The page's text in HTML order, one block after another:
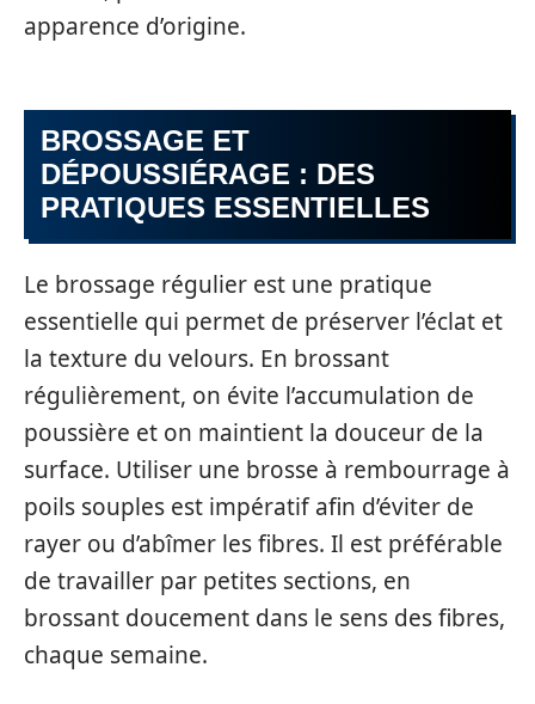
apparence d’origine.
BROSSAGE ET
DÉPOUSSIÉRAGE : DES
PRATIQUES ESSENTIELLES
Le brossage régulier est une pratique
essentielle qui permet de préserver l’éclat et
la texture du velours. En brossant
régulièrement, on évite l’accumulation de
poussière et on maintient la douceur de la
surface. Utiliser une brosse à rembourrage à
poils souples est impératif afin d’éviter de
rayer ou d’abîmer les fibres. Il est préférable
de travailler par petites sections, en
brossant doucement dans le sens des fibres,
chaque semaine.